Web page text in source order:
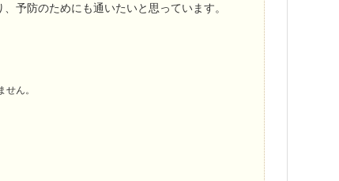
予防のためにも通いたいと思っています。
ん。